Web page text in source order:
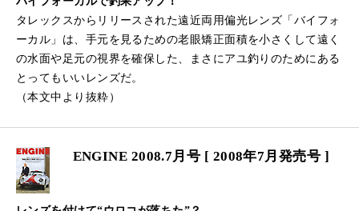
タレックスからリリースされた遠近両用偏光レンズ「バイフォ
ーカル」は、手元を見るための老眼矯正面積を小さくして遠く
の水面や足元の視界を確保した、まさにアユ釣りのためにある
とってもいいレンズだ。
（本文中より抜粋）
ENGINE 2008.7月号 [ 2008年7月発売号 ]